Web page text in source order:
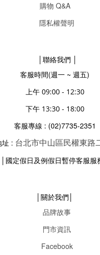
購物 Q&A
隱私權聲明
│聯絡我們 │
客服時間(週一 ~ 週五)
上午 09:00 - 12:30
下午 13:30 - 18:00
客服專線 : (02)7735-2351
: 台北市中山區民權東路
國定假日及例假日暫停客服服
│關於我們│
品牌故事
門市資訊
Facebook